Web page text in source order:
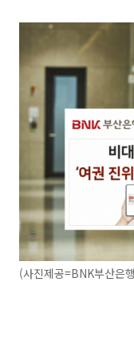
(사진제공=BNK부산은